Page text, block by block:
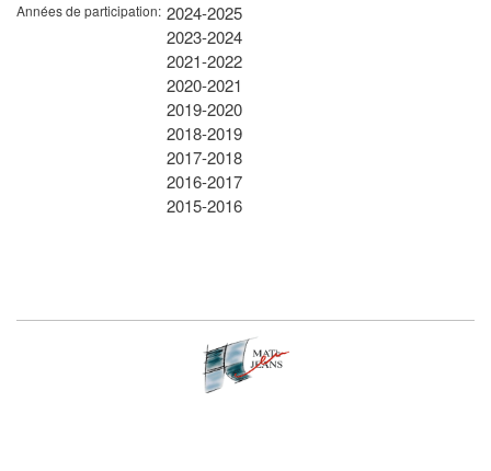
Années de participation 2024-2025
2023-2024
2021-2022
2020-2021
2019-2020
2018-2019
2017-2018
2016-2017
2015-2016